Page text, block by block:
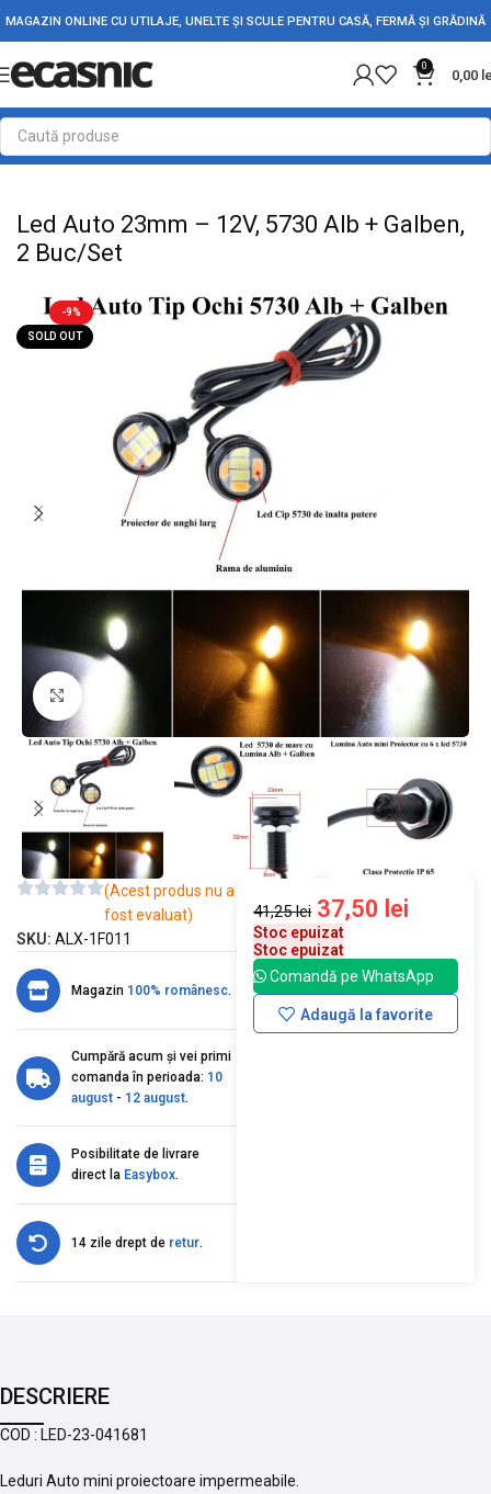
MAGAZIN ONLINE CU UTILAJE, UNELTE ȘI SCULE PENTRU CASĂ, FERMĂ ȘI GRĂDINĂ
0
0,00
Prima pagină Accesorii Auto Lumini Auto
Led Auto 23mm – 12V, 5730 Alb + Galben,
2 Buc/Set
-9%
SOLD OUT
Mărește imaginea
(Acest produs nu a
fost evaluat)
SKU: ALX-1F011
Magazin 100% românesc.
Cumpără acum și vei primi
comanda în perioada: 10
august - 12 august.
Posibilitate de livrare
direct la Easybox.
14 zile drept de retur.
41,25lei 37,50 lei
Stoc epuizat
Stoc epuizat
Comandă pe WhatsApp
Adaugă la favorite
DESCRIERE
COD : LED-23-041681
Leduri Auto mini proiectoare impermeabile.